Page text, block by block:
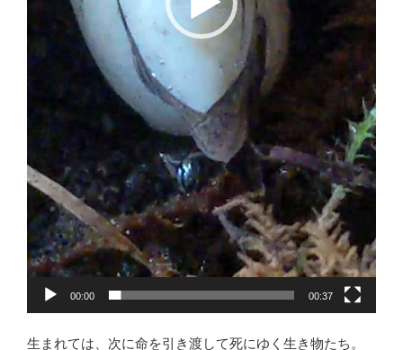
00:00 00:37
生まれては、次に命を引き渡して死にゆく生き物たち。